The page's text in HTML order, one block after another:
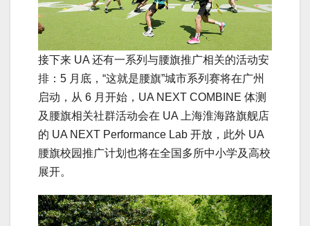
接下来 UA 还有一系列与腰旗推广相关的活动安
排：5 月底，“这就是腰旗”城市系列赛将在广州
启动，从 6 月开始，UA NEXT COMBINE 体测
及腰旗相关社群活动会在 UA 上海淮海路旗舰店
的 UA NEXT Performance Lab 开放，此外 UA
腰旗校园推广计划也将在全国多所中小学及高校
展开。